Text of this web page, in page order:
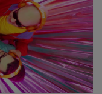
în audiență